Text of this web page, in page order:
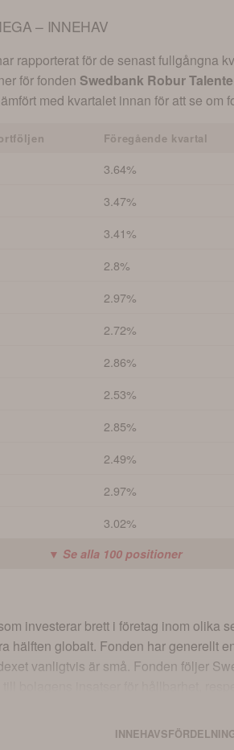
– INNEHAV
rapporterat för de senast fullgångna
för fonden Swedbank Robur
med kvartalet innan för att se om
Föregående kvartal
3.64%
3.47%
3.41%
2.8%
2.97%
2.72%
2.86%
2.53%
2.85%
2.49%
2.97%
3.02%
▼ Se alla 100positioner
investerar brett i företag inom olika
hälften globalt. Fonden har generellt
vanligtvis är små. Fonden följer
policyn finns i fondens
investeringsstrategi. Andelsklass J